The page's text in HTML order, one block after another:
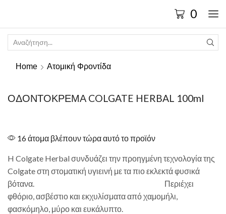
0
Home Ατομική Φροντίδα
ΟΔΟΝΤΟΚΡΕΜΑ COLGATE HERBAL 100ml
16 άτομα βλέπουν τώρα αυτό το προϊόν
H Colgate Herbal συνδυάζει την προηγμένη τεχνολογία της
Colgate στη στοματική υγιεινή με τα πιο εκλεκτά φυσικά
βότανα. Περιέχει
φθόριο, ασβέστιο και εκχυλίσματα από χαμομήλι,
φασκόμηλο, μύρο και ευκάλυπτο.